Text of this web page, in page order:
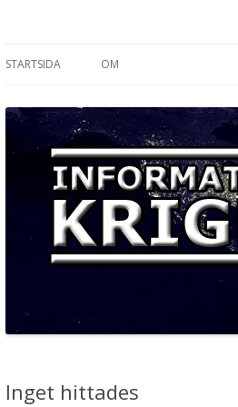
STARTSIDA OM
Inget hittades